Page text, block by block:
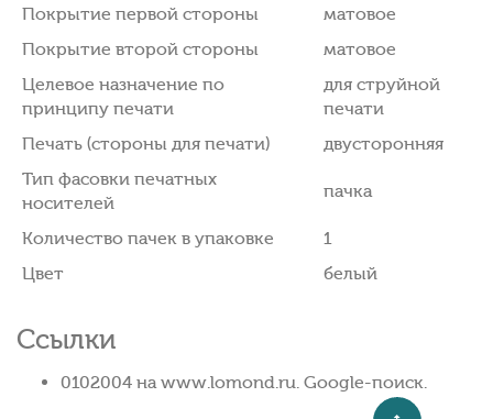
Покрытие первой стороны
матовое
Покрытие второй стороны
матовое
Целевое назначение по
принципу печати
для струйной
печати
Печать (стороны для печати)
двусторонняя
Тип фасовки печатных
носителей
пачка
Количество пачек в упаковке
1
Цвет
белый
Ссылки
0102004 на www.lomond.ru. Google-поиск.